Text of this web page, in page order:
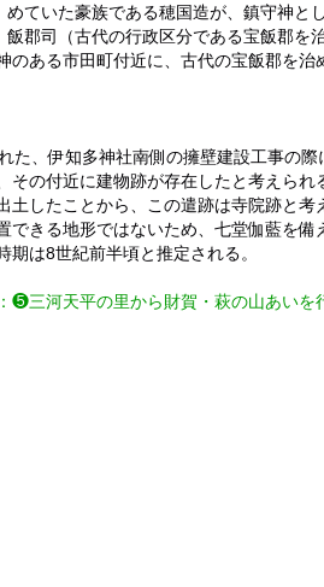
めていた豪族である穂国造が、鎮守神と
飯郡司（古代の行政区分である宝飯郡を
のある市田町付近に、古代の宝飯郡を
た、伊知多神社南側の擁壁建設工事の
その付近に建物跡が存在したと考えら
土したことから、この遣跡は寺院跡と
できる地形ではないため、七堂伽藍を
期は8世紀前半頃と推定される。
：❺三河天平の里から財賀・萩の山あいを